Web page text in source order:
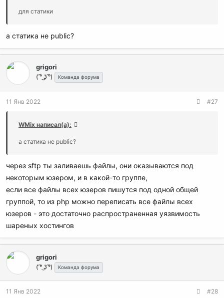
для статики
а статика не public?
grigori
( ͡° ͜ʖ ͡°) Команда форума
11 Янв 2022 #27
WMix написал(а):
а статика не public?
через sftp ты заливаешь файлы, они оказываются под
некоторым юзером, и в какой-то группе,
если все файлы всех юзеров пишутся под одной общей
группой, то из php можно переписать все файлы всех
юзеров - это достаточно распространенная уязвимость
шареных хостингов
grigori
( ͡° ͜ʖ ͡°) Команда форума
11 Янв 2022 #28